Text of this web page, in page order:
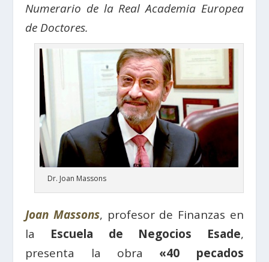
Numerario de la Real Academia Europea
de Doctores.
Dr. Joan Massons
Joan Massons, profesor de Finanzas en
la Escuela de Negocios Esade,
presenta la obra «40 pecados